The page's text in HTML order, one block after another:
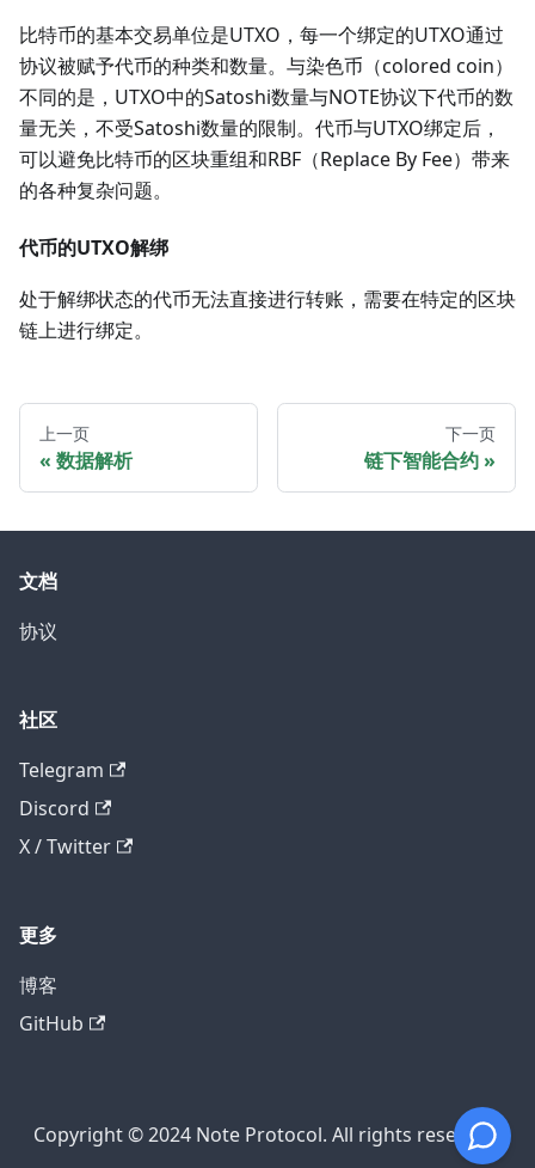
比特币的基本交易单位是UTXO，每一个绑定的UTXO通过
协议被赋予代币的种类和数量。与染色币（colored coin）
不同的是，UTXO中的Satoshi数量与NOTE协议下代币的数
量无关，不受Satoshi数量的限制。代币与UTXO绑定后，
可以避免比特币的区块重组和RBF（Replace By Fee）带来
的各种复杂问题。
代币的UTXO解绑
处于解绑状态的代币无法直接进行转账，需要在特定的区块
链上进行绑定。
上一页
数据解析
下一页
链下智能合约
文档
协议
社区
Telegram
Discord
X / Twitter
更多
博客
GitHub
Copyright © 2024 Note Protocol. All rights reserved.